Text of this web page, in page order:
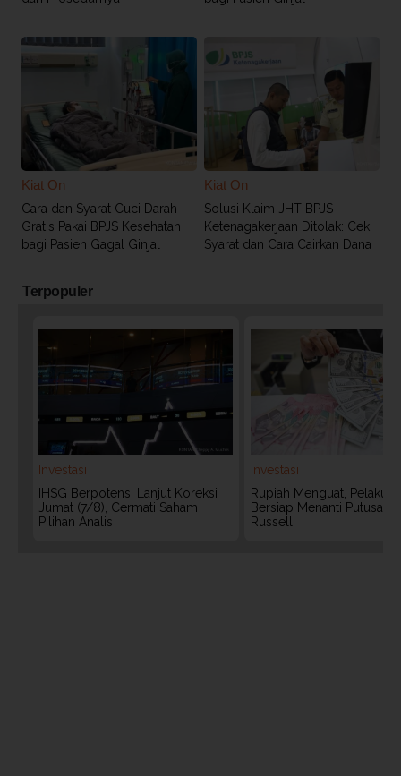
Kiat On
Cara dan Syarat Cuci Darah
Gratis Pakai BPJS Kesehatan
bagi Pasien Gagal Ginjal
Kiat On
Solusi Klaim JHT BPJS
Ketenagakerjaan Ditolak: Cek
Syarat dan Cara Cairkan Dana
Terpopuler
Investasi
IHSG Berpotensi Lanjut Koreksi
Jumat (7/8), Cermati Saham
Pilihan Analis
Investasi
Rupiah Menguat, Pelaku
Bersiap Menanti Putusan
Russell